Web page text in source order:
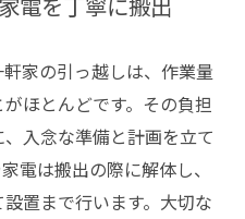
家の引っ越しは、作業量
ほとんどです。その負担
入念な準備と計画を立て
電は搬出の際に解体し、
置まで行います。大切な